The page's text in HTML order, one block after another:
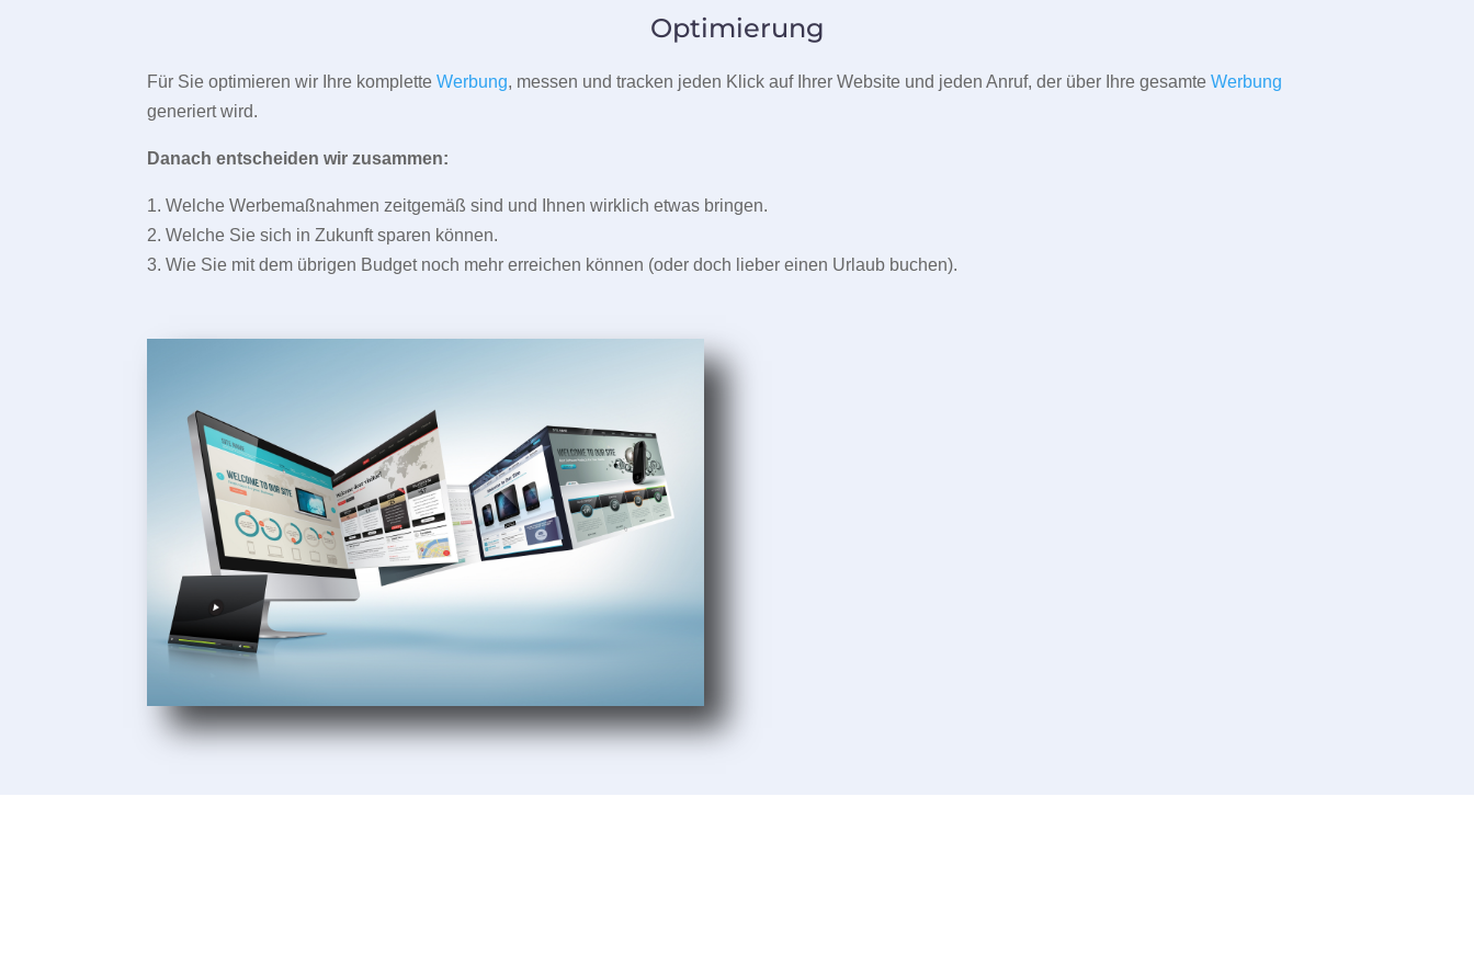
Optimierung
Für Sie optimieren wir Ihre kompletteWerbung, messen und tracken jeden Klick auf Ihrer Website und jeden Anruf, der über Ihre gesamteWerbung
generiert wird.
Danach entscheiden wir zusammen:
1. Welche Werbemaßnahmen zeitgemäß sind und Ihnen wirklich etwas bringen.
2. Welche Sie sich in Zukunft sparen können.
3. Wie Sie mit dem übrigen Budget noch mehr erreichen können (oder doch lieber einen Urlaub buchen).